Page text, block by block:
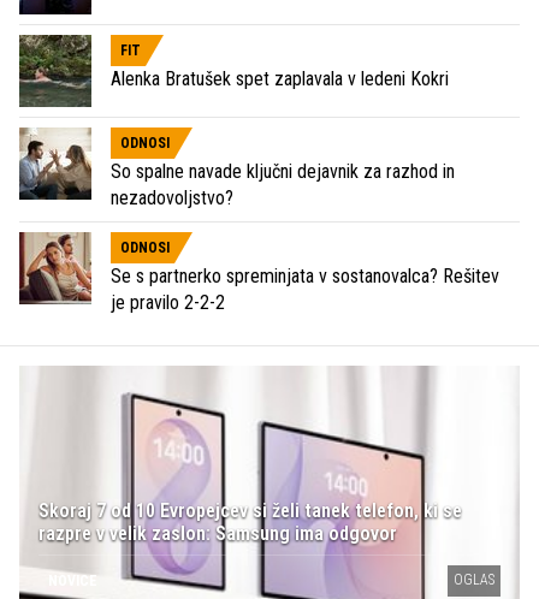
FIT
Alenka Bratušek spet zaplavala v ledeni Kokri
ODNOSI
So spalne navade ključni dejavnik za razhod in
nezadovoljstvo?
ODNOSI
Se s partnerko spreminjata v sostanovalca? Rešitev
je pravilo 2-2-2
Skoraj 7 od 10 Evropejcev si želi tanek telefon, ki se
razpre v velik zaslon: Samsung ima odgovor
OGLAS